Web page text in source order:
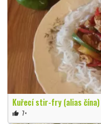
Kuřecí stir-fry (alias čína)
thumb_up 7×